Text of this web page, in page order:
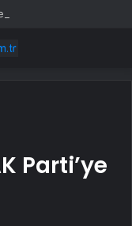
Parti’ye